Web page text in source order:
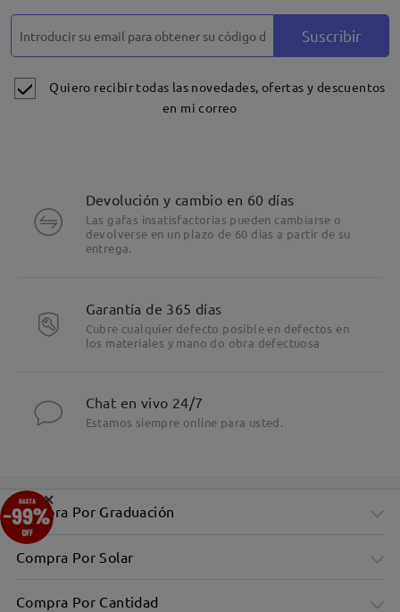
Suscribir
Quiero recibir todas las novedades, ofertas y descuentos
en mi correo
Devolución y cambio en 60 días
Las gafas insatisfactorias pueden cambiarse o
devolverse en un plazo de 60 días a partir de su
entrega.
Garantía de 365 días
Cubre cualquier defecto posible en defectos en
los materiales y mano do obra defectuosa
Chat en vivo 24/7
Estamos siempre online para usted.
Compra Por Graduación
Compra Por Solar
Compra Por Cantidad
×